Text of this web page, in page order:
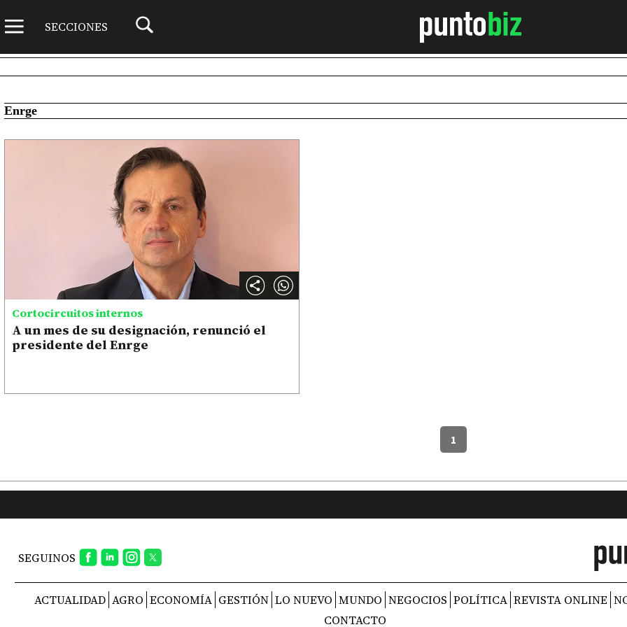
SECCIONES
Enrge
Cortocircuitos internos
A un mes de su designación, renunció el
presidente del Enrge
1
SEGUINOS
ACTUALIDAD AGRO ECONOMÍA GESTIÓN LO NUEVO MUNDO NEGOCIOS POLÍTICA REVISTA ONLINE
CONTACTO